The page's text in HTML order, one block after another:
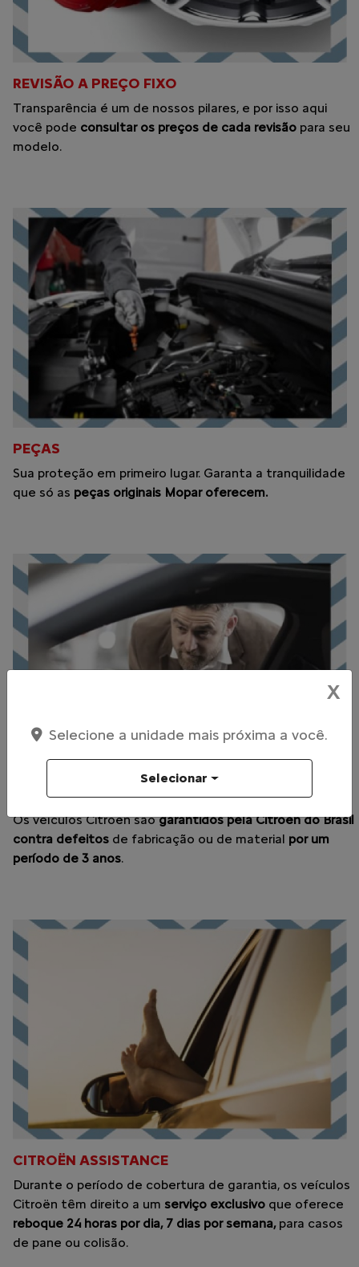
REVISÃO A PREÇO FIXO
Transparência é um de nossos pilares, e por isso aqui
você pode consultar os preços de cada revisão para seu
modelo.
PEÇAS
Sua proteção em primeiro lugar. Garanta a tranquilidade
que só as peças originais Mopar oferecem.
GARANTIA
Os veículos Citroën sãogarantidos pela Citroën do Brasil
contra defeitos de fabricação ou de material por um
período de 3 anos.
CITROËN ASSISTANCE
Durante o período de cobertura de garantia, os veículos
Citroën têm direito a um serviço exclusivo que oferece
reboque 24 horas por dia, 7 dias por semana,para casos
de pane ou colisão.
X
Selecione a unidade mais próxima a você.
Selecionar